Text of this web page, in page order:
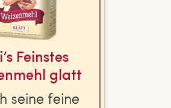
Feinstes
glatt
seine feine